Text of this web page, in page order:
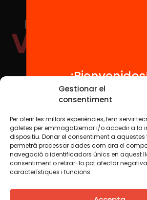
Gestionar el
consentiment
Per oferir les millors experiències, fem servir
galetes per emmagatzemar i/o accedir a la
dispositiu. Donar el consentiment a aquestes
permetrà processar dades com ara el
navegació o identificadors únics en aquest
consentiment o retirar-lo pot afectar
característiques i funcions.
Redes sociales
TWT YTB IG FB IN
Aviso legalPolítica de cookies
Creemos que el conocimiento debe